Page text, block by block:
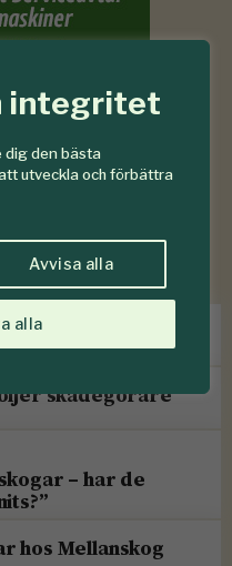
integritet
dig den bästa
utveckla och förbättra
Avvisa alla
alla sommargran
skadegörare
– har de
hos Mellanskog